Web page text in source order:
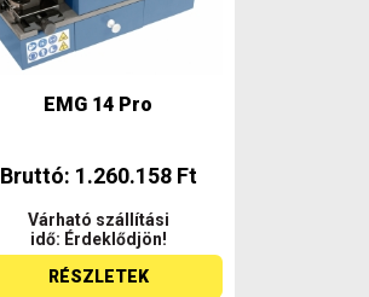
EMG 14 Pro
Bruttó: 1.260.158 Ft
Várható szállítási
idő: Érdeklődjön!
RÉSZLETEK